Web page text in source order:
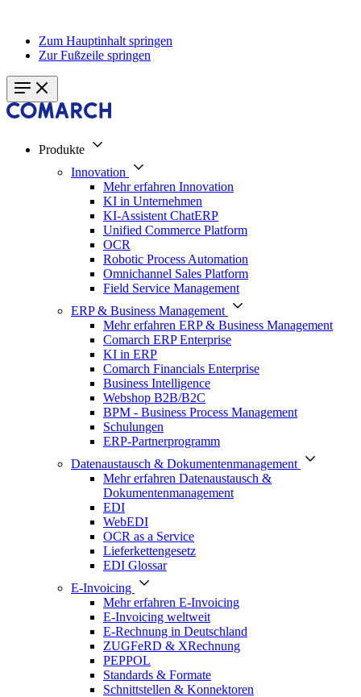
Zum Hauptinhalt springen
Zur Fußzeile springen
Produkte
Innovation
Mehr erfahren Innovation
KI in Unternehmen
KI-Assistent ChatERP
Unified Commerce Platform
OCR
Robotic Process Automation
Omnichannel Sales Platform
Field Service Management
ERP & Business Management
Mehr erfahren ERP & Business Management
Comarch ERP Enterprise
KI in ERP
Comarch Financials Enterprise
Business Intelligence
Webshop B2B/B2C
BPM - Business Process Management
Schulungen
ERP-Partnerprogramm
Datenaustausch & Dokumentenmanagement
Mehr erfahren Datenaustausch &
Dokumentenmanagement
EDI
WebEDI
OCR as a Service
Lieferkettengesetz
EDI Glossar
E-Invoicing
Mehr erfahren E-Invoicing
E-Invoicing weltweit
E-Rechnung in Deutschland
ZUGFeRD & XRechnung
PEPPOL
Standards & Formate
Schnittstellen & Konnektoren